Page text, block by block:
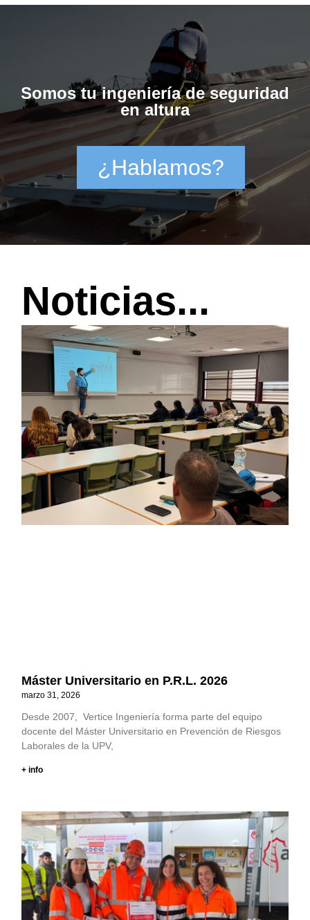
Somos tu ingeniería de seguridad
en altura
¿Hablamos?
Noticias...
Máster Universitario en P.R.L. 2026
marzo 31, 2026
Desde 2007, Vertice Ingeniería forma parte del equipo
docente del Máster Universitario en Prevención de Riesgos
Laborales de la UPV,
+ info